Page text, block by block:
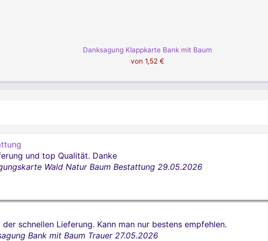
Danksagung Klappkarte Bank mit Baum
von 1,52 €
und top Qualität. Danke
Wald Natur Baum Bestattung 29.05.2026
schnellen Lieferung. Kann man nur bestens empfehlen.
Bank mit Baum Trauer 27.05.2026